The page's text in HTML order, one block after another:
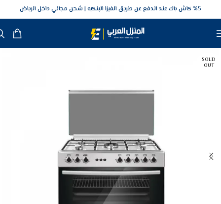
5‎% كاش باك عند الدفع عن طريق الفيزا البنكيه شحن مجاني داخل الرياض
SOLD
OUT